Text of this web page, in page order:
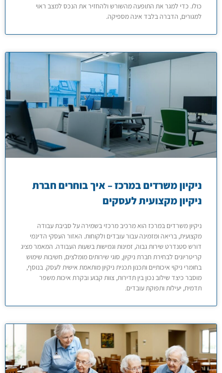
כולו. כדי למגר את התופעה מהשורש ולהחזיר את הנכס למצב ראוי
למגורים, הדברה בלבד אינה מספיקה.
ניקיון משרדים במרכז – איך בוחרים חברת
ניקיון מקצועית לעסקים
ניקיון משרדים במרכז הוא מרכיב מרכזי בשמירה על סביבת עבודה
מקצועית, בריאה ומזמינה עבור עובדים ולקוחות. האזור העסקי הדינמי
דורש סטנדרט שירות גבוה, זמינות וגמישות בשעות העבודה. המאמר מציג
קריטריונים לבחירת חברת ניקיון, סוגי שירותים מומלצים, חשיבות שימוש
בחומרי ניקוי איכותיים ותכנון תכנית ניקיון מותאמת אישית לעסק. בנוסף,
מוסבר כיצד שילוב נכון בין תדירות, צוות קבוע ובקרת איכות משפר
תדמית, יעילות ותפוקת עובדים.